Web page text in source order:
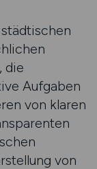
die
Aufgaben
von klaren
von